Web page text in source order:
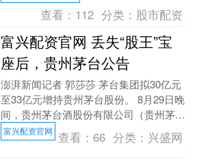
查看： 112 分类： 股市配资
富兴配资官网 丢失“股王”宝
座后，贵州茅台公告
澎湃新闻记者 郭莎莎 茅台集团拟30亿元
至33亿元增持贵州茅台股份。 8月29日晚
间，贵州茅台酒股份有限公司（贵州茅
台，600519.SH）公告，公司控股股东
茅....
富兴配资官网 查看：66 分类： 兴盛网